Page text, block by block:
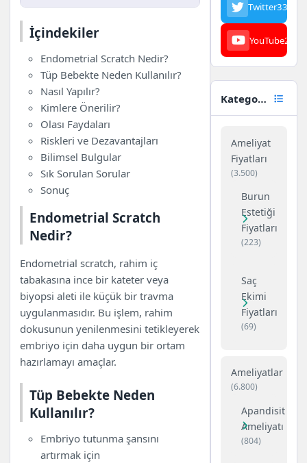
İçindekiler
Endometrial Scratch Nedir?
Tüp Bebekte Neden Kullanılır?
Nasıl Yapılır?
Kimlere Önerilir?
Olası Faydaları
Riskleri ve Dezavantajları
Bilimsel Bulgular
Sık Sorulan Sorular
Sonuç
İçindekiler
Endometrial Scratch Nedir?
Tüp Bebekte Neden Kullanılır?
Nasıl Yapılır?
Kimlere Önerilir?
Olası Faydaları
Riskleri ve Dezavantajları
Bilimsel Bulgular
Sık Sorulan Sorular
Sonuç
Endometrial Scratch
Nedir?
Endometrial scratch, rahim iç
tabakasına ince bir kateter veya
biyopsi aleti ile küçük bir travma
uygulanmasıdır. Bu işlem, rahim
dokusunun yenilenmesini tetikleyerek
embriyo için daha uygun bir ortam
hazırlamayı amaçlar.
Tüp Bebekte Neden
Kullanılır?
Embriyo tutunma şansını
artırmak için
Twitter3342
YouTube23
Kategoriler
Ameliyat
Fiyatları
(3.500)
Burun
Estetiği
Fiyatları
(223)
Saç
Ekimi
Fiyatları
(69)
Ameliyatlar
(6.800)
Apandisit
Ameliyatı
(804)